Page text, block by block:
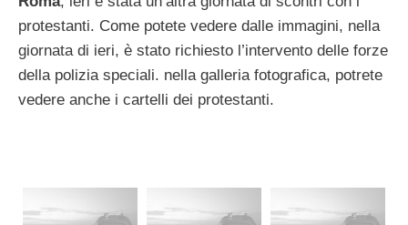
protestanti. Come potete vedere dalle immagini, nella
giornata di ieri, è stato richiesto l’intervento delle forze
della polizia speciali. nella galleria fotografica, potrete
vedere anche i cartelli dei protestanti.